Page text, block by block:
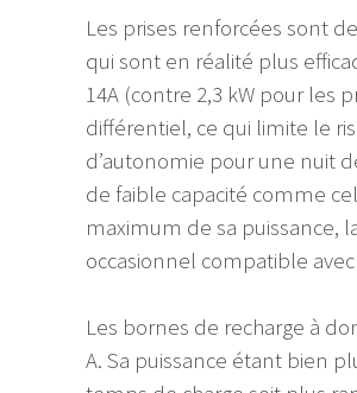
Les prises renforcées sont
qui sont en réalité plus
14A (contre 2,3 kW pour les
différentiel, ce qui limite le
d’autonomie pour une nuit
de faible capacité comme
maximum de sa puissance,
occasionnel compatible
Les bornes de recharge à
A. Sa puissance étant bien